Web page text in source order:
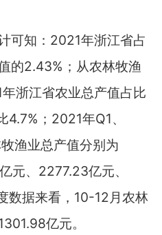
可知：2021年浙江省占
的2.43%；从农林牧渔
浙江省农业总产值占比
；2021年Q1、
渔业总产值分别为
元、2277.23亿元、
数据来看，10-12月农林
亿元。